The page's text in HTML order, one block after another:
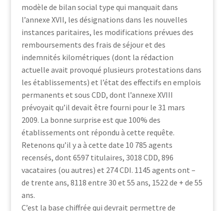
modèle de bilan social type qui manquait dans
l’annexe XVII, les désignations dans les nouvelles
instances paritaires, les modifications prévues des
remboursements des frais de séjour et des
indemnités kilométriques (dont la rédaction
actuelle avait provoqué plusieurs protestations dans
les établissements) et l’état des effectifs en emplois
permanents et sous CDD, dont l’annexe XVIII
prévoyait qu’il devait être fourni pour le 31 mars
2009. La bonne surprise est que 100% des
établissements ont répondu à cette requête.
Retenons qu’il y a à cette date 10 785 agents
recensés, dont 6597 titulaires, 3018 CDD, 896
vacataires (ou autres) et 274 CDI. 1145 agents ont –
de trente ans, 8118 entre 30 et 55 ans, 1522 de + de 55
ans.
C’est la base chiffrée qui devrait permettre de